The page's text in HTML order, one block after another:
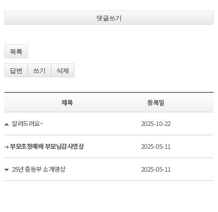
댓글쓰기
목록
답변 쓰기 삭제
제목 등록일
알려드려요~ 2025-10-22
부모초청예배 부모님감사영상 2025-05-11
25년 중등부 소개영상 2025-05-11